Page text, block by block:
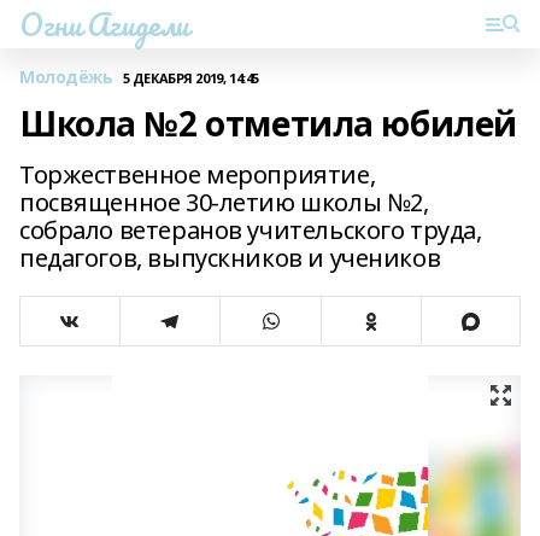
Огни Агидели
Молодёжь 5 ДЕКАБРЯ 2019, 14:45
Школа №2 отметила юбилей
Торжественное мероприятие,
посвященное 30-летию школы №2,
собрало ветеранов учительского труда,
педагогов, выпускников и учеников